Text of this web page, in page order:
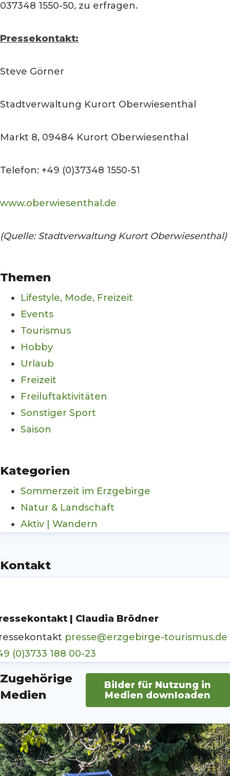
037348 1550-50, zu erfragen.
Pressekontakt:
Steve Görner
Stadtverwaltung Kurort Oberwiesenthal
Markt 8, 09484 Kurort Oberwiesenthal
Telefon: +49 (0)37348 1550-51
www.oberwiesenthal.de
(Quelle: Stadtverwaltung Kurort Oberwiesenthal)
Themen
Lifestyle, Mode, Freizeit
Events
Tourismus
Hobby
Urlaub
Freizeit
Freiluftaktivitäten
Sonstiger Sport
Saison
Kategorien
Sommerzeit im Erzgebirge
Natur & Landschaft
Aktiv | Wandern
Kontakt
| Claudia Brödner
presse@erzgebirge-tourismus.de
(0)3733 188 00-23
Zugehörige
Medien
Bilder für Nutzung in
Medien downloaden